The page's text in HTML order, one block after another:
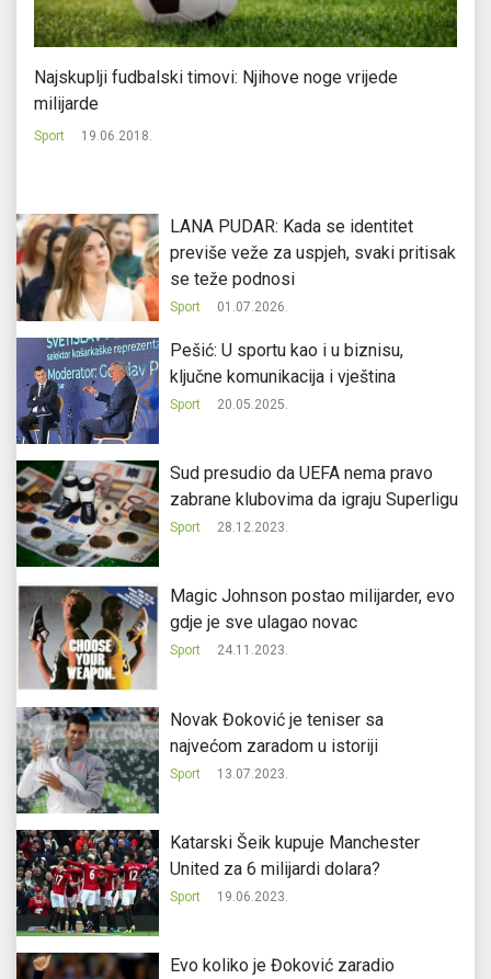
Najskuplji fudbalski timovi: Njihove noge vrijede
milijarde
Sport 19.06.2018.
LANA PUDAR: Kada se identitet
previše veže za uspjeh, svaki pritisak
se teže podnosi
Sport 01.07.2026.
Pešić: U sportu kao i u biznisu,
ključne komunikacija i vještina
Sport 20.05.2025.
Sud presudio da UEFA nema pravo
zabrane klubovima da igraju Superligu
Sport 28.12.2023.
Magic Johnson postao milijarder, evo
gdje je sve ulagao novac
Sport 24.11.2023.
Novak Đoković je teniser sa
najvećom zaradom u istoriji
Sport 13.07.2023.
Katarski Šeik kupuje Manchester
United za 6 milijardi dolara?
Sport 19.06.2023.
Evo koliko je Đoković zaradio